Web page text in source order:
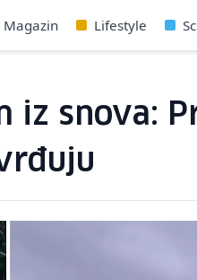
Magazin Lifestyle
iz snova: